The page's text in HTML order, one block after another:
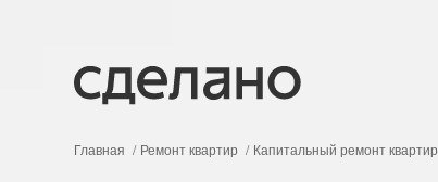
Главная Ремонт квартир Капитальный ремонт квартир